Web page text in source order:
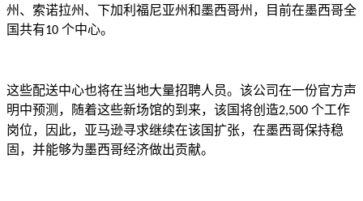
州、索诺拉州、下加利福尼亚州和墨西哥州，目前在墨西哥全
国共有10 个中心。
这些配送中心也将在当地大量招聘人员。该公司在一份官方声
明中预测，随着这些新场馆的到来，该国将创造2,500 个工作
岗位，因此，亚马逊寻求继续在该国扩张，在墨西哥保持稳
固，并能够为墨西哥经济做出贡献。